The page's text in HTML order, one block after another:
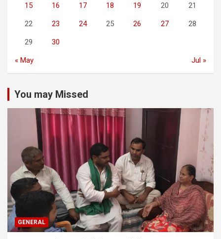
15 16 17 18 19 20 21
22 23 24 25 26 27 28
29 30
« May Jul »
You may Missed
GENERAL